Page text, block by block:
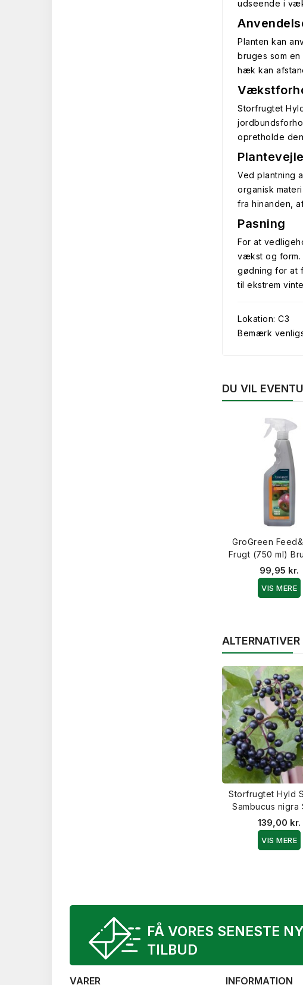
udseende i
Planten kan
bruges som
hæk kan
Storfrugtet
opretholde
Ved plantning
organisk
fra hinanden,
Pasning
For at
vækst og form.
gødning for at
til ekstrem
Lokation: C3
Bemærk
DU VIL
GroGreen
Frugt (750 ml)
99,95 kr.
VIS MERE
ALTERNATIVER
Storfrugtet Hyld
Sambucus nigra
139,00 kr.
VIS MERE
FÅ VORES SENESTE
TILBUD
VARER INFORMATION